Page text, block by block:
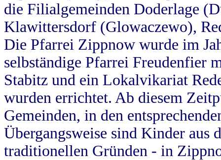
die Filialgemeinden Doderlage
Klawittersdorf (Glowaczewo),
Die Pfarrei Zippnow wurde im
selbständige Pfarrei Freudenfier
Stabitz und ein Lokalvikariat
wurden errichtet. Ab diesem
Gemeinden, in den
Übergangsweise sind Kinder aus
traditionellen Gründen - in